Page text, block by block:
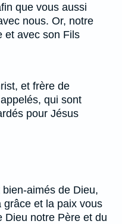
que vous aussi
nous. Or, notre
et avec son Fils
et frère de
qui sont
pour Jésus
aimés de Dieu,
et la paix vous
Dieu notre Père et du